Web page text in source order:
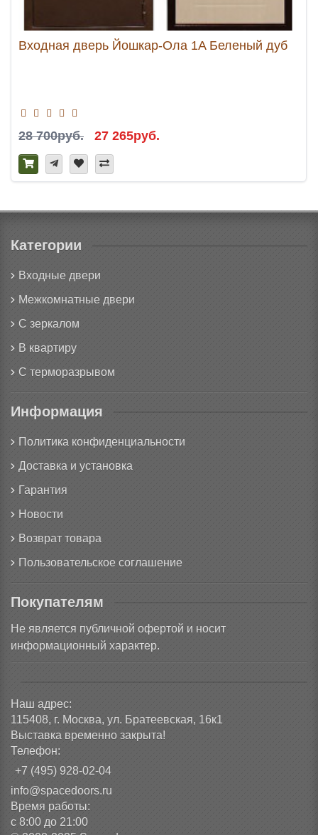
Входная дверь Йошкар-Ола 1A Беленый дуб
28 700руб. 27 265руб.
Категории
Входные двери
Межкомнатные двери
С зеркалом
В квартиру
С терморазрывом
Информация
Политика конфиденциальности
Доставка и установка
Гарантия
Новости
Возврат товара
Пользовательское соглашение
Покупателям
Не является публичной офертой и носит
информационный характер.
Наш адрес:
115408, г. Москва, ул. Братеевская, 16к1
Выставка временно закрыта!
Телефон:
+7 (495) 928-02-04
info@spacedoors.ru
Время работы:
с 8:00 до 21:00